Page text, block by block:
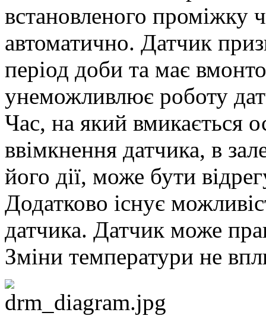
встановленого проміжку
автоматично. Датчик
період доби та має
унеможливлює роботу
Час, на який вмикається
ввімкнення датчика, в
його дії, може бути
Додатково існує
датчика. Датчик може
Зміни температури не